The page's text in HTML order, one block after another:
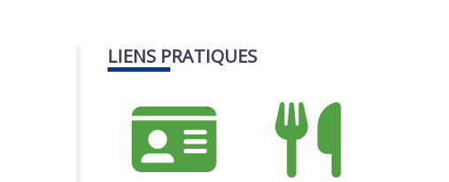
LIENS PRATIQUES